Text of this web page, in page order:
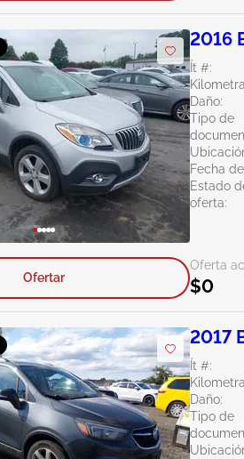
2016
Ít #:
Daño:
Tipo de
Fecha
Estado
oferta:
Oferta
$0
Ofertar
2017
Ít #:
Daño:
Tipo de